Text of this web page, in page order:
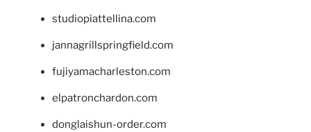
studiopiattellina.com
jannagrillspringfield.com
fujiyamacharleston.com
elpatronchardon.com
donglaishun-order.com